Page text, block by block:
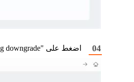
اضغط على "Initiating downgrade" وانتظر بضع ثوان.